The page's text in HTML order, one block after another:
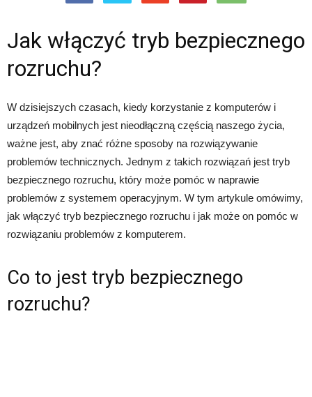
Jak włączyć tryb bezpiecznego
rozruchu?
W dzisiejszych czasach, kiedy korzystanie z komputerów i
urządzeń mobilnych jest nieodłączną częścią naszego życia,
ważne jest, aby znać różne sposoby na rozwiązywanie
problemów technicznych. Jednym z takich rozwiązań jest tryb
bezpiecznego rozruchu, który może pomóc w naprawie
problemów z systemem operacyjnym. W tym artykule omówimy,
jak włączyć tryb bezpiecznego rozruchu i jak może on pomóc w
rozwiązaniu problemów z komputerem.
Co to jest tryb bezpiecznego
rozruchu?